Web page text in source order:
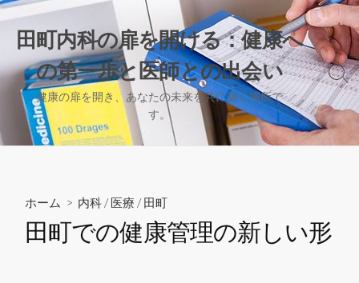
コ
ン
ス
キ
田町内科の扉を開ける：健康へ
の第一歩と医師との出会い
健康の扉を開き、あなたの未来を共に築く場所で
す。
検
索
切
ホーム > 内科 /医療 /田町
田町での健康管理の新しい形